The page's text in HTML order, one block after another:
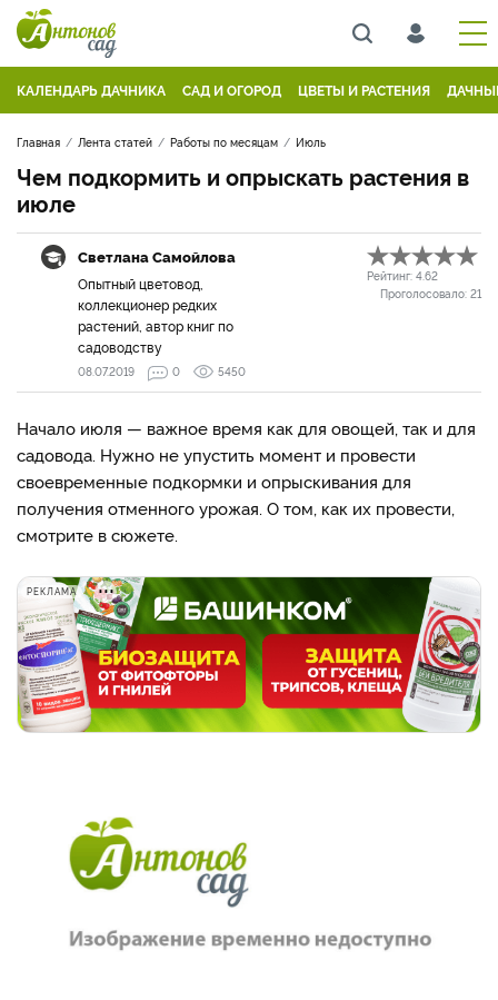
КАЛЕНДАРЬ ДАЧНИКА САД И ОГОРОД ЦВЕТЫ И РАСТЕНИЯ
Главная Лента статей Работы по месяцам Июль
Чем подкормить и опрыскать растения в
июле
Светлана Самойлова
Опытный цветовод,
коллекционер редких
растений, автор книг по
садоводству
Рейтинг: 4.62
Проголосовало: 21
08.07.2019 0 5450
Начало июля — важное время как для овощей, так и для
садовода. Нужно не упустить момент и провести
своевременные подкормки и опрыскивания для
получения отменного урожая. О том, как их провести,
смотрите в сюжете.
РЕКЛАМА